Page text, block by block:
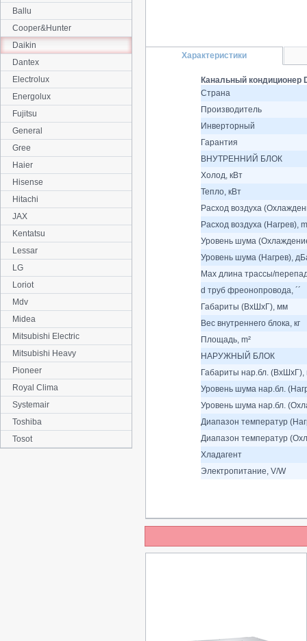
Характеристики
Канальный кондиционер
Страна
Производитель
Инверторный
Гарантия
ВНУТРЕННИЙ БЛОК
Холод, кВт
Тепло, кВт
Расход воздуха
Расход воздуха (Нагрев),
Уровень шума
Уровень шума (Нагрев),
Max длина трассы/
d труб фреонопровода, ´´
Габариты (ВхШхГ), мм
Вес внутреннего блока, кг
Площадь, m²
НАРУЖНЫЙ БЛОК
Габариты нар.бл. (ВхШхГ),
Уровень шума нар.бл.
Уровень шума нар.бл.
Диапазон температур
Диапазон температур
Хладагент
Электропитание, V/W
Ballu
Cooper&Hunter
Daikin
Dantex
Electrolux
Energolux
Fujitsu
General
Gree
Haier
Hisense
Hitachi
JAX
Kentatsu
Lessar
LG
Loriot
Mdv
Midea
Mitsubishi Electric
Mitsubishi Heavy
Pioneer
Royal Clima
Systemair
Toshiba
Tosot